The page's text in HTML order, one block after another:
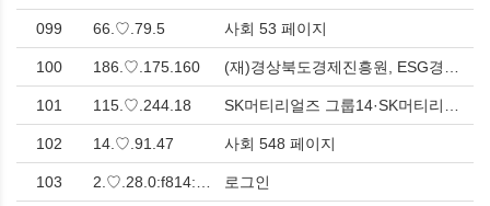
099 66.♡.79.5 사회 53 페이지
100 186.♡.175.160
101 115.♡.244.18
102 14.♡.91.47 사회 548 페이지
103 로그인